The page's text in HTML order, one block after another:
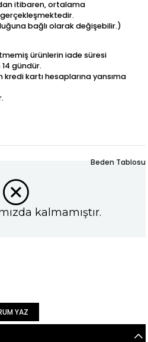
itibaren, ortalama
bağlı olarak değişebilir.)
ürünlerin iade süresi
gündür.
kredi kartı hesaplarına yansıma
kalmamıştır.
Beden Tablosu
YAZ